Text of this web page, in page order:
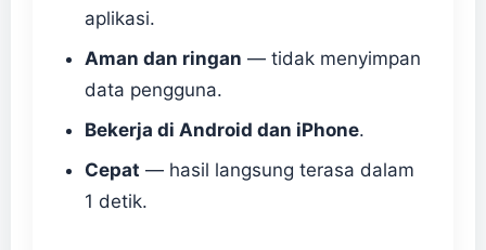
aplikasi.
Aman dan ringan — tidak menyimpan
data pengguna.
Bekerja di Android dan iPhone.
Cepat — hasil langsung terasa dalam
1 detik.